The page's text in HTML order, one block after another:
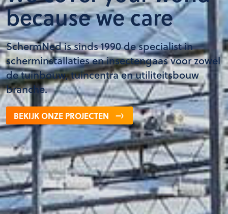
because we care
SchermNed is sinds 1990 de specialist in
scherminstallaties en insectengaas voor zowel
de tuinbouw, tuincentra en utiliteitsbouw
branche.
BEKIJK ONZE PROJECTEN